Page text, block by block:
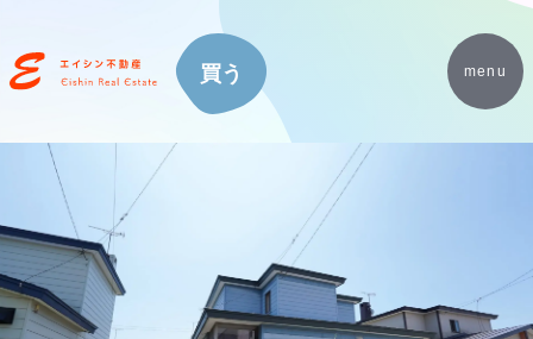
menu
買う